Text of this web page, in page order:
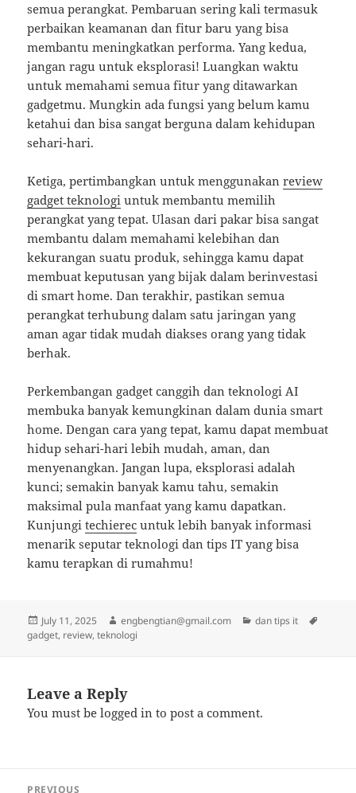
semua perangkat. Pembaruan sering kali termasuk
perbaikan keamanan dan fitur baru yang bisa
membantu meningkatkan performa. Yang kedua,
jangan ragu untuk eksplorasi! Luangkan waktu
untuk memahami semua fitur yang ditawarkan
gadgetmu. Mungkin ada fungsi yang belum kamu
ketahui dan bisa sangat berguna dalam kehidupan
sehari-hari.
Ketiga, pertimbangkan untuk menggunakanreview
gadget teknologi untuk membantu memilih
perangkat yang tepat. Ulasan dari pakar bisa sangat
membantu dalam memahami kelebihan dan
kekurangan suatu produk, sehingga kamu dapat
membuat keputusan yang bijak dalam berinvestasi
di smart home. Dan terakhir, pastikan semua
perangkat terhubung dalam satu jaringan yang
aman agar tidak mudah diakses orang yang tidak
berhak.
Perkembangan gadget canggih dan teknologi AI
membuka banyak kemungkinan dalam dunia smart
home. Dengan cara yang tepat, kamu dapat membuat
hidup sehari-hari lebih mudah, aman, dan
menyenangkan. Jangan lupa, eksplorasi adalah
kunci; semakin banyak kamu tahu, semakin
maksimal pula manfaat yang kamu dapatkan.
Kunjungitechierec untuk lebih banyak informasi
menarik seputar teknologi dan tips IT yang bisa
kamu terapkan di rumahmu!
Posted
on
July 11, 2025 Author
engbengtian@gmail.com Categories
dan tips it
gadget, review,teknologi
Leave a Reply
You must belogged in to post a comment.
PREVIOUS